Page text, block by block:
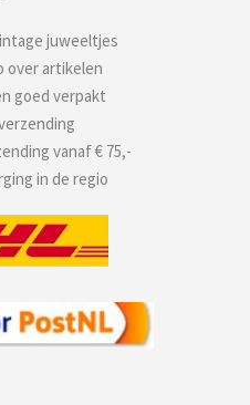
juweeltjes
over artikelen
goed verpakt
vanaf € 75,-
in de regio